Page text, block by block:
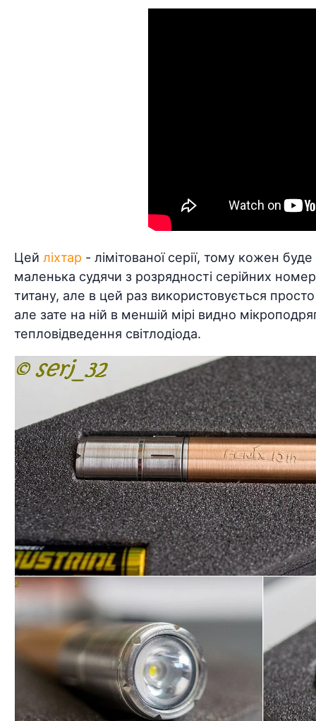
Цей ліхтар - лімітованої серії, тому кожен
маленька судячи з розрядності серійних
титану, але в цей раз використовується
але зате на ній в меншій мірі видно
тепловідведення світлодіода.